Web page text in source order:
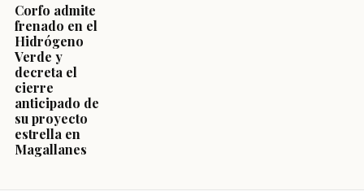
Corfo admite
frenado en el
Hidrógeno
Verde y
decreta el
cierre
anticipado de
su proyecto
estrella en
Magallanes